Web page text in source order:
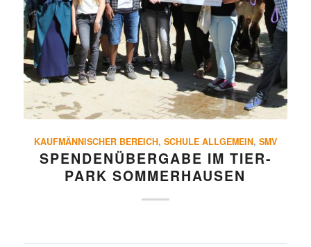
KAUFMÄNNISCHER BEREICH, SCHULE ALLGEMEIN, SMV
SPEN­DEN­ÜBER­GABE IM TIER­
PARK SOMMERHAUSEN